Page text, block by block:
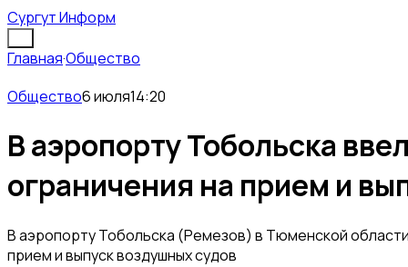
Сургут Информ
Главная·Общество
Общество6 июля14:20
В аэропорту Тобольска
ограничения на прием и
В аэропорту Тобольска (Ремезов) в Тюменской
прием и выпуск воздушных судов